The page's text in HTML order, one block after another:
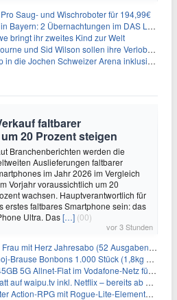
Saug- und Wischroboter für 194,99€
Übernachtungen im DAS LUDWIG Sports Resort inkl. HP + Wellness ab 174€ p.P.
bringt ihr zweites Kind zur Welt
und Sid Wilson sollen ihre Verlobung gelöst haben
Schweizer Arena inklusive Premium Hotel und Frühstück ab 59€ p.P.
faltbarer
20 Prozent steigen
Branchenberichten werden die
Auslieferungen faltbarer
im Jahr 2026 im Vergleich
Vorjahr voraussichtlich um 20
wachsen. Hauptverantwortlich für
erstes faltbares Smartphone sein: das
Ultra. Das[…] (00)
vor 3 Stunden
Herz Jahresabo (52 Ausgaben) für 161,40€ + bis zu 150€ Prämie
Bonbons 1.000 Stück (1,8kg Eimer) für 6,29€
Flat im Vodafone-Netz für eff. 5,91€/Monat dank 50€ Wechselbonus + 0€ AG
waipu.tv inkl. Netflix – bereits ab 9€/Monat (statt 17,99€)
RPG mit Rogue-Lite-Elementen kostenlos bei Steam